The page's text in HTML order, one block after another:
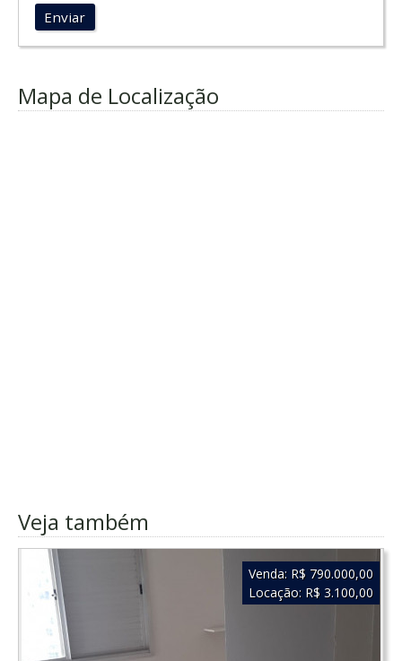
Enviar
Mapa de Localização
Veja também
Venda: R$ 790.000,00
Locação: R$ 3.100,00